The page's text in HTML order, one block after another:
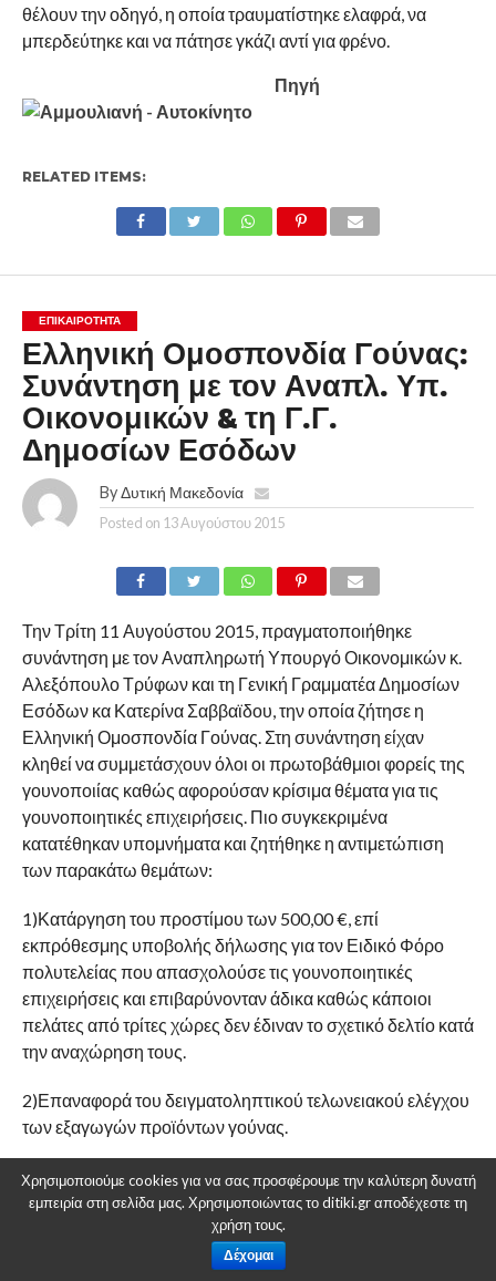
θέλουν την οδηγό, η οποία τραυματίστηκε ελαφρά, να
μπερδεύτηκε και να πάτησε γκάζι αντί για φρένο.
Πηγή
RELATED ITEMS:
ΕΠΙΚΑΙΡΟΤΗΤΑ
Ελληνική Ομοσπονδία Γούνας:
Συνάντηση με τον Αναπλ. Υπ.
Οικονομικών & τη Γ.Γ.
Δημοσίων Εσόδων
By Δυτική Μακεδονία
Posted on 13 Αυγούστου 2015
Την Τρίτη 11 Αυγούστου 2015, πραγματοποιήθηκε
συνάντηση με τον Αναπληρωτή Υπουργό Οικονομικών κ.
Αλεξόπουλο Τρύφων και τη Γενική Γραμματέα Δημοσίων
Εσόδων κα Κατερίνα Σαββαϊδου, την οποία ζήτησε η
Ελληνική Ομοσπονδία Γούνας. Στη συνάντηση είχαν
κληθεί να συμμετάσχουν όλοι οι πρωτοβάθμιοι φορείς της
γουνοποιίας καθώς αφορούσαν κρίσιμα θέματα για τις
γουνοποιητικές επιχειρήσεις. Πιο συγκεκριμένα
κατατέθηκαν υπομνήματα και ζητήθηκε η αντιμετώπιση
των παρακάτω θεμάτων:
1)Κατάργηση του προστίμου των 500,00 €, επί
εκπρόθεσμης υποβολής δήλωσης για τον Ειδικό Φόρο
πολυτελείας που απασχολούσε τις γουνοποιητικές
επιχειρήσεις και επιβαρύνονταν άδικα καθώς κάποιοι
πελάτες από τρίτες χώρες δεν έδιναν το σχετικό δελτίο κατά
την αναχώρηση τους.
2)Επαναφορά του δειγματοληπτικού τελωνειακού ελέγχου
των εξαγωγών προϊόντων γούνας.
3)Προσαρμογή της Δ 1163/2001 στις διατάξεις της ΠΟΛ
1020/15, περί του χρόνου επανεξαγωγής και της
αρμοδιότητας των τελωνείων από τις τελωνειακές
περιφέρειες στις κατά τόπους αρμόδιες τελωνειακές αρχές.
Χρησιμοποιούμε cookies για να σας προσφέρουμε την καλύτερη δυνατή
εμπειρία στη σελίδα μας. Χρησιμοποιώντας το ditiki.gr αποδέχεστε τη
χρήση τους.
Δέχομαι